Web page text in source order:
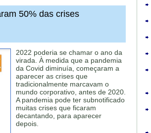
50% das crises
2022 poderia se chamar o ano da
virada. À medida que a pandemia
da Covid diminuía, começaram a
aparecer as crises que
tradicionalmente marcavam o
mundo corporativo, antes de 2020.
A pandemia pode ter subnotificado
muitas crises que ficaram
decantando, para aparecer
depois.